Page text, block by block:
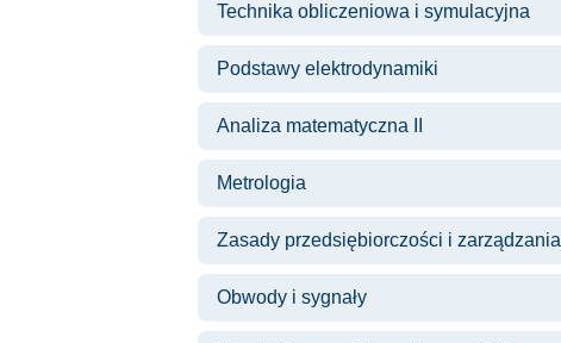
Technika obliczeniowa i symulacyjna
Podstawy elektrodynamiki
Analiza matematyczna II
Metrologia
Zasady przedsiębiorczości i zarządzania
Obwody i sygnały